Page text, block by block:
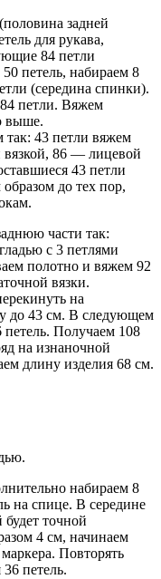
задней
для рукава,
84 петли
петель, набираем 8
(середина спинки).
петли. Вяжем
выше.
так: 43 петли вяжем
86 — лицевой
43 петли
до тех пор,
части так:
с 3 петлями
полотно и вяжем 92
вязки.
на
до 43 см. В следующем
петель. Получаем 108
на изнаночной
длину изделия 68 см.
набираем 8
на спице. В середине
точной
4 см, начинаем
Повторять
петель.